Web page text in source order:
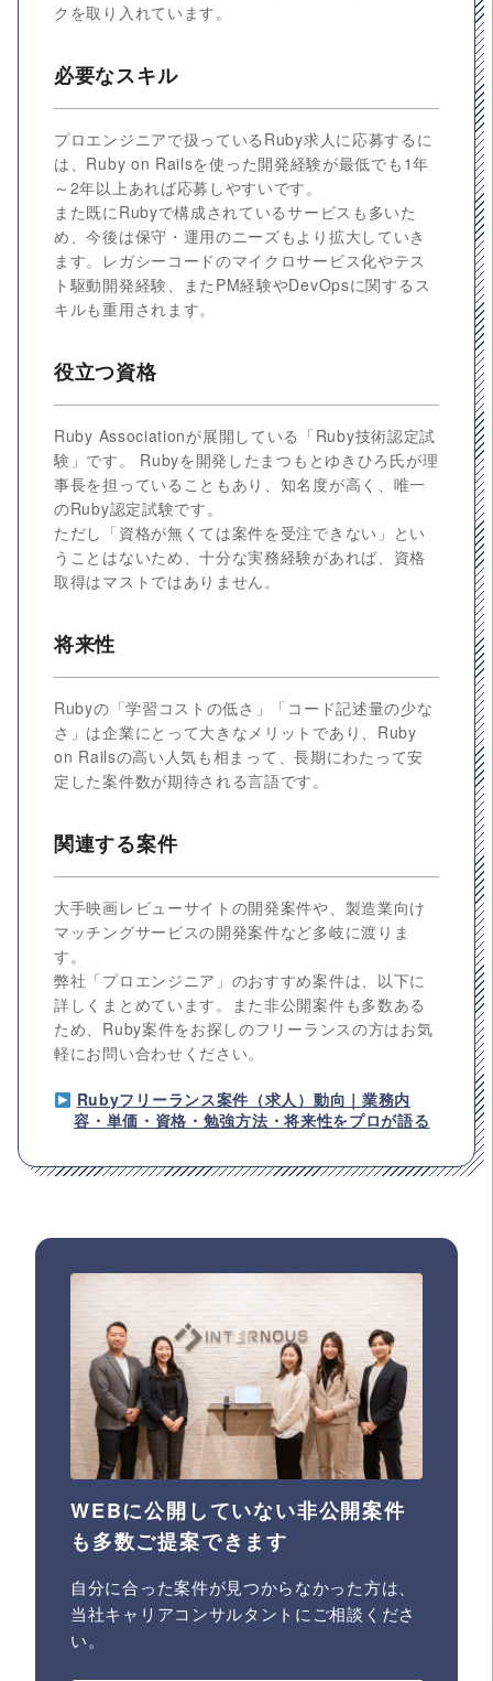
クを取り入れています。
必要なスキル
プロエンジニアで扱っているRuby求人に応募するに
は、Ruby on Railsを使った開発経験が最低でも1年
～2年以上あれば応募しやすいです。
また既にRubyで構成されているサービスも多いた
め、今後は保守・運用のニーズもより拡大していき
ます。レガシーコードのマイクロサービス化やテス
ト駆動開発経験、またPM経験やDevOpsに関するス
キルも重用されます。
役立つ資格
Ruby Associationが展開している「Ruby技術認定試
験」です。 Rubyを開発したまつもとゆきひろ氏が理
事長を担っていることもあり、知名度が高く、唯一
のRuby認定試験です。
ただし「資格が無くては案件を受注できない」とい
うことはないため、十分な実務経験があれば、資格
取得はマストではありません。
将来性
Rubyの「学習コストの低さ」「コード記述量の少な
さ」は企業にとって大きなメリットであり、Ruby
on Railsの高い人気も相まって、長期にわたって安
定した案件数が期待される言語です。
関連する案件
大手映画レビューサイトの開発案件や、製造業向け
マッチングサービスの開発案件など多岐に渡りま
す。
弊社「プロエンジニア」のおすすめ案件は、以下に
詳しくまとめています。また非公開案件も多数ある
ため、Ruby案件をお探しのフリーランスの方はお気
軽にお問い合わせください。
Rubyフリーランス案件（求人）動向｜業務内
容・単価・資格・勉強方法・将来性をプロが語る
WEBに公開していない非公開案件
も多数ご提案できます
自分に合った案件が見つからなかった方は、
当社キャリアコンサルタントにご相談くださ
い。